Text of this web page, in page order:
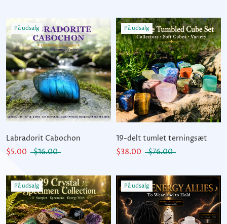
På udsalg
Labradorit Cabochon
$5.00
$16.00
På udsalg
19-delt tumlet terningsæt
$38.00
$76.00
På udsalg På udsalg